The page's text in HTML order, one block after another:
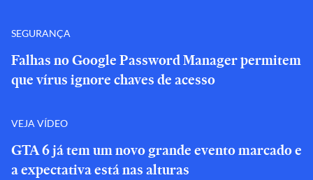
SEGURANÇA
Falhas no Google Password Manager permitem
que vírus ignore chaves de acesso
VEJA VÍDEO
GTA 6 já tem um novo grande evento marcado e
a expectativa está nas alturas